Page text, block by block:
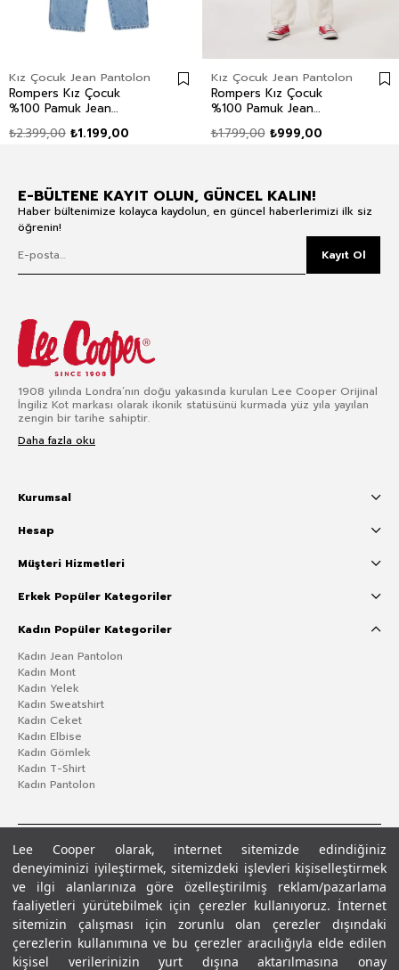
Lee Cooper olarak, internet sitemizde edindiğiniz
deneyiminizi iyileştirmek, sitemizdeki işlevleri kişiselleştirmek
ve ilgi alanlarınıza göre özelleştirilmiş reklam/pazarlama
faaliyetleri yürütebilmek için çerezler kullanıyoruz. İnternet
sitemizin çalışması için zorunlu olan çerezler dışındaki
çerezlerin kullanımına ve bu çerezler aracılığıyla elde edilen
kişisel verilerinizin yurt dışına aktarılmasına onay
Kız Çocuk Jean Pantolon
Rompers Kız Çocuk
%100 Pamuk Jean
₺1.199,00
₺2.399,00
Kız Çocuk Jean Pantolon
Rompers Kız Çocuk
%100 Pamuk Jean
₺999,00
₺1.799,00
E-BÜLTENE KAYIT OLUN, GÜNCEL KALIN!
Haber bültenimize kolayca kaydolun, en güncel haberlerimizi ilk siz
öğrenin!
Kayıt Ol
1908 yılında Londra’nın doğu yakasında kurulan Lee Cooper Orijinal
İngiliz Kot markası olarak ikonik statüsünü kurmada yüz yıla yayılan
zengin bir tarihe sahiptir.
Daha fazla oku
Kurumsal
Hesap
Müşteri Hizmetleri
Erkek Popüler Kategoriler
Kadın Popüler Kategoriler
Kadın Jean Pantolon
Kadın Mont
Kadın Yelek
Kadın Sweatshirt
Kadın Ceket
Kadın Elbise
Kadın Gömlek
Kadın T-Shirt
Kadın Pantolon
Gizlilik PolitikasıÇerez Politikası KVKK Aydınlatma MetniŞartlar ve Koşullar
© 2026 Leecooper - Tüm Hakları Saklıdır.